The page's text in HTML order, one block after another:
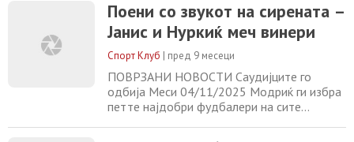
04/11/2025 ФИФПРО ги објави идеалните
тимови за 2025 година 04/11/2025
Поени со звукот на сирената –
Јанис и Нуркиќ меч винери
Спорт Клуб | пред 9 месеци
ПОВРЗАНИ НОВОСТИ Саудијците го
одбија Меси 04/11/2025 Модриќ ги избра
петте најдобри фудбалери на сите